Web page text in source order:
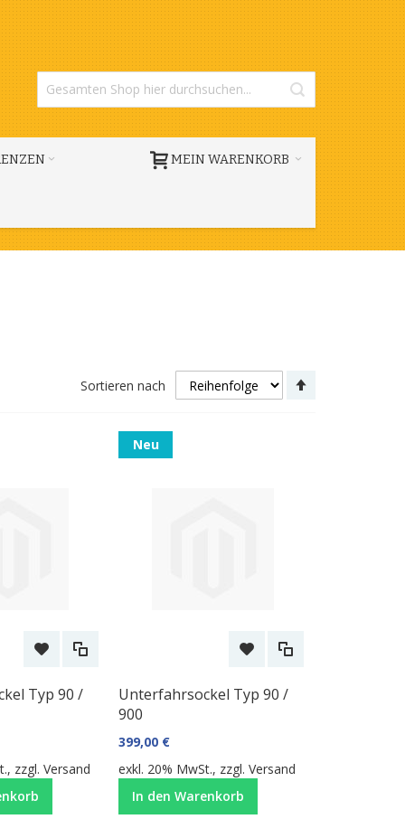
MEIN WARENKORB
Sortieren nach
Typ 90 /
zzgl.Versand
Neu
Unterfahrsockel Typ 90 /
900
399,00 €
exkl. 20% MwSt., zzgl.Versand
In den Warenkorb